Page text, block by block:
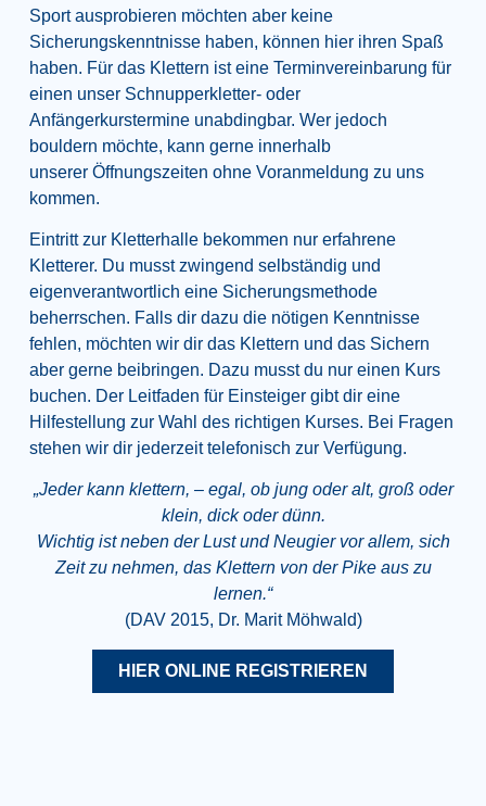
Sport ausprobieren möchten aber keine
Sicherungskenntnisse haben, können hier ihren Spaß
haben. Für das Klettern ist eine Terminvereinbarung für
einen unser Schnupperkletter- oder
Anfängerkurstermine unabdingbar. Wer jedoch
bouldern möchte, kann gerne innerhalb
unserer Öffnungszeiten ohne Voranmeldung zu uns
kommen.
Eintritt zur Kletterhalle bekommen nur erfahrene
Kletterer. Du musst zwingend selbständig und
eigenverantwortlich eine Sicherungsmethode
beherrschen. Falls dir dazu die nötigen Kenntnisse
fehlen, möchten wir dir das Klettern und das Sichern
aber gerne beibringen. Dazu musst du nur einen Kurs
buchen. Der Leitfaden für Einsteiger gibt dir eine
Hilfestellung zur Wahl des richtigen Kurses. Bei Fragen
stehen wir dir jederzeit telefonisch zur Verfügung.
„Jeder kann klettern, – egal, ob jung oder alt, groß oder
klein, dick oder dünn.
Wichtig ist neben der Lust und Neugier vor allem, sich
Zeit zu nehmen, das Klettern von der Pike aus zu
lernen.“
(DAV 2015, Dr. Marit Möhwald)
HIER ONLINE REGISTRIEREN